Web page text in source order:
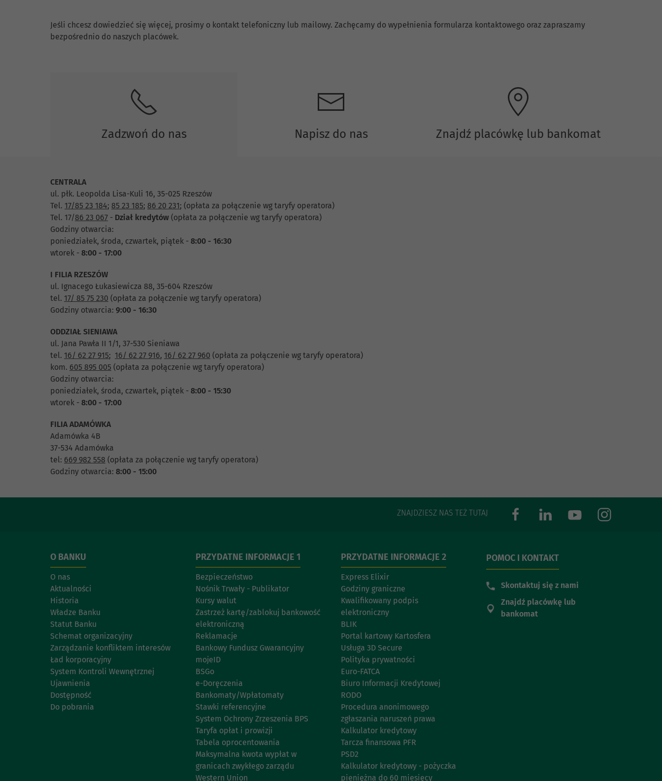
Skontaktuj się z nami.
Jeśli chcesz dowiedzieć się więcej, prosimy o kontakt telefoniczny lub mailowy. Zachęcamy do wypełnienia formularza kontaktowego oraz zapraszamy
bezpośrednio do naszych placówek.
Zadzwoń do nas Napisz do nas Znajdź placówkę lub bankomat
CENTRALA
ul. płk. Leopolda Lisa-Kuli 16, 35-025 Rzeszów
Tel. 17/85 23 184; 85 23 185; 86 20 231; (opłata za połączenie wg taryfy operatora)
Tel. 17/86 23 067 - Dział kredytów (opłata za połączenie wg taryfy operatora)
Godziny otwarcia:
poniedziałek, środa, czwartek, piątek - 8:00 - 16:30
wtorek - 8:00 - 17:00
I FILIA RZESZÓW
ul. Ignacego Łukasiewicza 88, 35-604 Rzeszów
tel. 17/ 85 75 230 (opłata za połączenie wg taryfy operatora)
Godziny otwarcia: 9:00 - 16:30
ODDZIAŁ SIENIAWA
ul. Jana Pawła II 1/1, 37-530 Sieniawa
tel. 16/ 62 27 915; 16/ 62 27 916, 16/ 62 27 960 (opłata za połączenie wg taryfy operatora)
kom. 605 895 005 (opłata za połączenie wg taryfy operatora)
Godziny otwarcia:
poniedziałek, środa, czwartek, piątek - 8:00 - 15:30
wtorek - 8:00 - 17:00
FILIA ADAMÓWKA
Adamówka 4B
37-534 Adamówka
tel: 669 982 558 (opłata za połączenie wg taryfy operatora)
Godziny otwarcia: 8:00 - 15:00
ZNAJDZIESZ NAS TEŻ TUTAJ
O BANKU
O nas
Aktualności
Historia
Władze Banku
Statut Banku
Schemat organizacyjny
Zarządzanie konfliktem interesów
Ład korporacyjny
System Kontroli Wewnętrznej
Ujawnienia
Dostępność
Do pobrania
PRZYDATNE INFORMACJE 1
Bezpieczeństwo
Nośnik Trwały - Publikator
Kursy walut
Zastrzeż kartę/zablokuj bankowość
elektroniczną
Reklamacje
Bankowy Fundusz Gwarancyjny
mojeID
BSGo
e-Doręczenia
Bankomaty/Wpłatomaty
Stawki referencyjne
System Ochrony Zrzeszenia BPS
Taryfa opłat i prowizji
Tabela oprocentowania
Maksymalna kwota wypłat w
granicach zwykłego zarządu
Western Union
PRZYDATNE INFORMACJE 2
Express Elixir
Godziny graniczne
Kwalifikowany podpis
elektroniczny
BLIK
Portal kartowy Kartosfera
Usługa 3D Secure
Polityka prywatności
Euro-FATCA
Biuro Informacji Kredytowej
RODO
Procedura anonimowego
zgłaszania naruszeń prawa
Kalkulator kredytowy
Tarcza finansowa PFR
PSD2
Kalkulator kredytowy - pożyczka
pieniężna do 60 miesięcy
POMOC I KONTAKT
Skontaktuj się z nami
Znajdź placówkę lub
bankomat